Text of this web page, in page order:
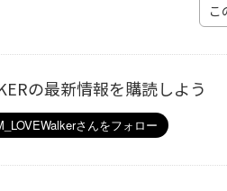
こ
の最新情報を購読しよう